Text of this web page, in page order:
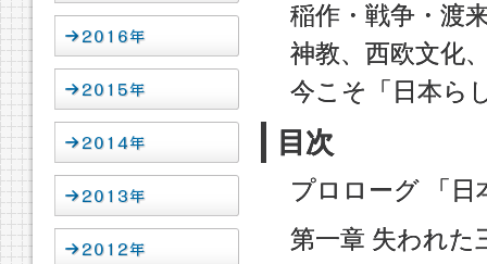
稲作・戦争・渡
神教、西欧文化
今こそ「日本ら
目次
プロローグ 「日
第一章 失われた